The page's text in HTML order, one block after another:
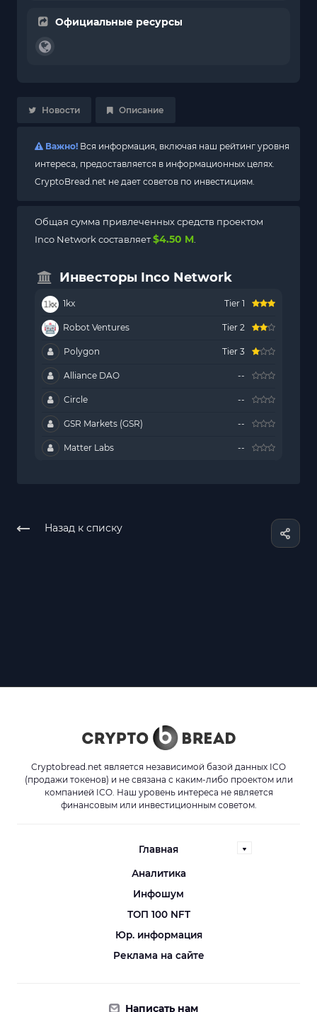
Официальные ресурсы
Новости Описание
Важно! Вся информация, включая наш рейтинг уровня
интереса, предоставляется в информационных целях.
CryptoBread.net не дает советов по инвестициям.
Общая сумма привлеченных средств проектом
Inco Network составляет$4.50 M.
Инвесторы Inco Network
1kx Tier 1
Robot Ventures Tier 2
Polygon Tier 3
Alliance DAO --
Circle --
GSR Markets (GSR) --
Matter Labs --
Назад к списку
Cryptobread.net является независимой базой данных ICO
(продажи токенов) и не связана с каким-либо проектом или
компанией ICO. Наш уровень интереса не является
финансовым или инвестиционным советом.
Главная
Аналитика
Инфошум
ТОП 100 NFT
Юр. информация
Реклама на сайте
Написать нам